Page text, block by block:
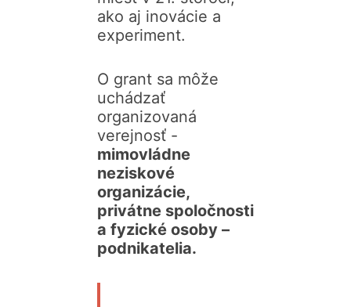
ako aj inovácie a
experiment.
O grant sa môže
uchádzať
organizovaná
verejnosť -
mimovládne
neziskové
organizácie,
privátne spoločnosti
a fyzické osoby –
podnikatelia.